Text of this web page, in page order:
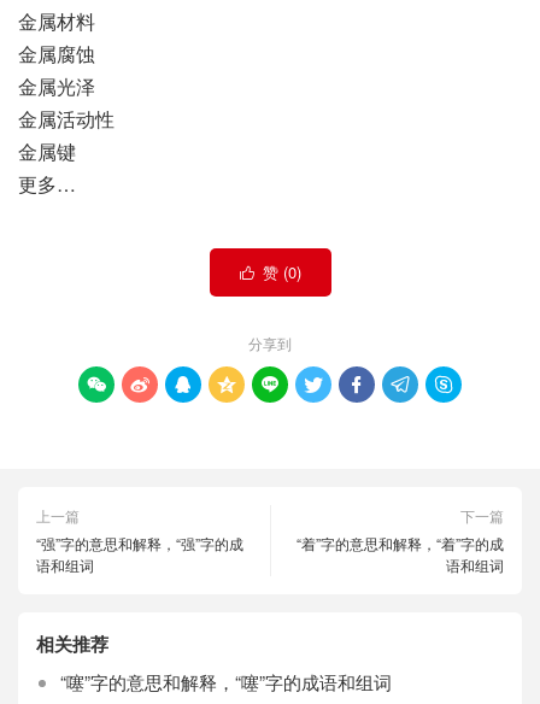
金属材料
金属腐蚀
金属光泽
金属活动性
金属键
更多…
 赞 (0)
分享到
        
上一篇
“强”字的意思和解释，“强”字的成
语和组词
下一篇
“着”字的意思和解释，“着”字的成
语和组词
相关推荐
“噻”字的意思和解释，“噻”字的成语和组词